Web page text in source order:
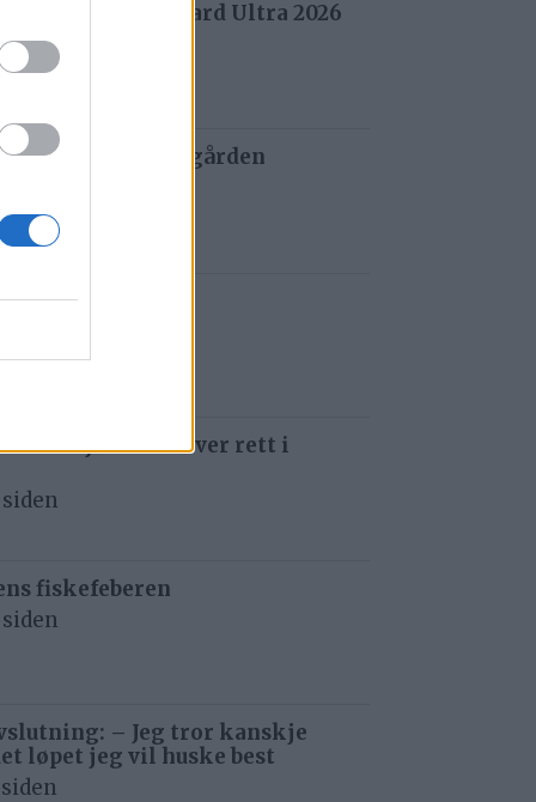
fra Stuggu Backyard Ultra 2026
siden
og tau redder de gården
Gauldalen
som å kjøre ti kniver rett i
fiskefeberen
– Jeg tror kanskje
løpet jeg vil huske best